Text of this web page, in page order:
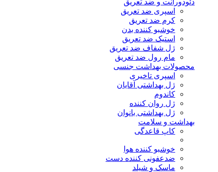
دئودورانت و ضد تعریق
اسپری ضد تعریق
کرم ضد تعریق
خوشبو کننده بدن
استیک ضد تعریق
ژل شفاف ضد تعریق
مام رول ضد تعریق
محصولات بهداشت جنسی
اسپری تاخیری
ژل بهداشتی آقایان
کاندوم
ژل روان کننده
ژل بهداشتی بانوان
بهداشت و سلامت
کاپ قاعدگی
خوشبو کننده هوا
ضدعفونی کننده دست
ماسک و شیلد